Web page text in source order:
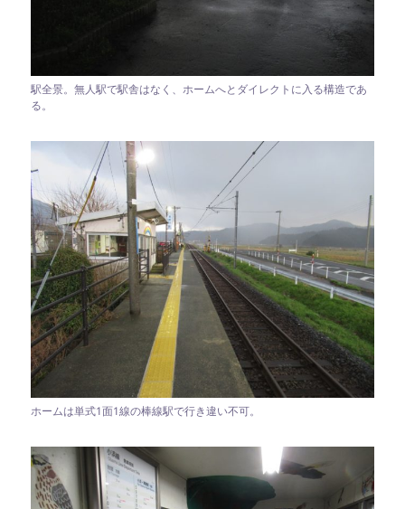
駅全景。無人駅で駅舎はなく、ホームへとダイレクトに入る構造であ
る。
ホームは単式1面1線の棒線駅で行き違い不可。